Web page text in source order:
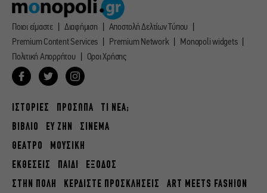
Ποιοι είμαστε Διαφήμιση
Αποστολή Δελτίων Τύπου
Premium Content Services
Premium Network
Monopoli widgets
Πολιτική Απορρήτου
Οροι Χρήσης
ΙΣΤΟΡΙΕΣ ΠΡΟΣΩΠΑ
ΤΙ ΝΕΑ;
ΒΙΒΛΙΟ
ΕΥ ΖΗΝ
ΣΙΝΕΜΑ
ΘΕΑΤΡΟ
ΜΟΥΣΙΚΗ
ΕΚΘΕΣΕΙΣ
ΠΑΙΔΙ
ΕΞΟΔΟΣ
ΣΤΗΝ ΠΟΛΗ
ΚΕΡΔΙΣΤΕ ΠΡΟΣΚΛΗΣΕΙΣ ART MEETS FASHION